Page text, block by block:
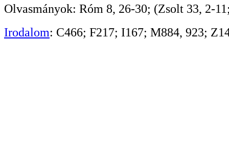
Olvasmányok: Róm 8, 26-30; (Zsolt 33, 2-
Irodalom: C466; F217; I167; M884, 923;